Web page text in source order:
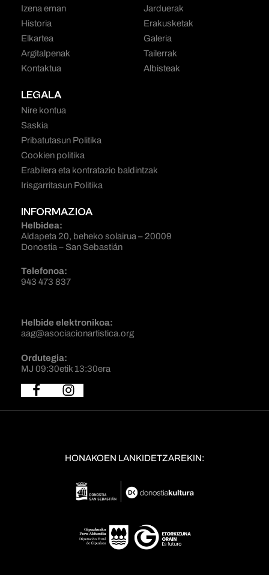
Izena eman
Historia
Elkartea
Argitalpenak
Kontaktua
Jarduerak
Erakusketak
Galeria
Tailerrak
Albisteak
LEGALA
Nire kontua
Saskia
Pribatutasun Politika
Cookien politika
Erabilera eta kontratazio baldintzak
Irisgarritasun Politika
INFORMAZIOA
Helbidea:
Aldapeta 20, beheko solairua – 20009
Donostia – San Sebastián
Telefonoa:
943 473 837
Helbide elektronikoa:
aag@asociacionartistica.org
Ordutegia:
MJ 09:30etik 13:30era
HONAKOEN LANKIDETZAREKIN: